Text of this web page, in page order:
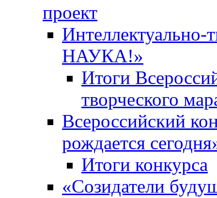
проект
НАУКА!»
Итоги
творческого
Всероссийский
рождается
Итоги конкурса
«Cозидатели